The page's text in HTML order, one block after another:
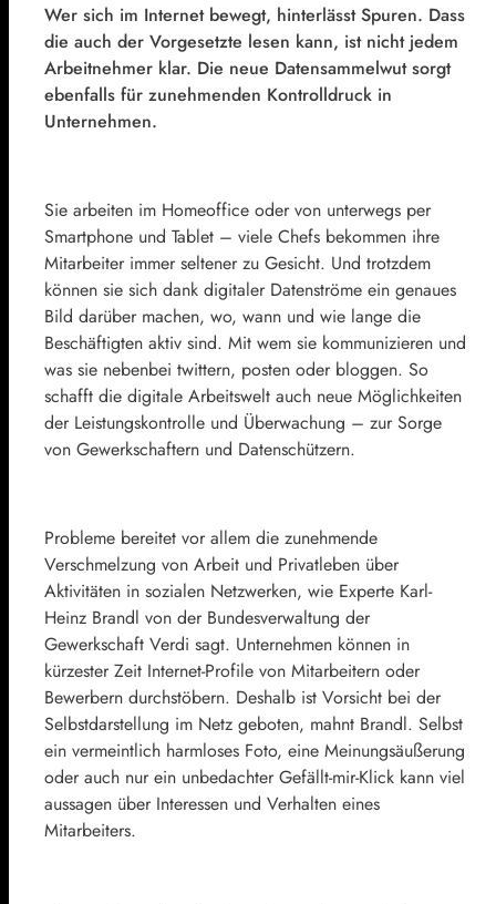
Wer sich im Internetbewegt, hinterlässt Spuren. Dass
die auch der Vorgesetzte lesen kann, ist nicht jedem
Arbeitnehmer klar. Die neue Datensammelwut sorgt
ebenfalls für zunehmenden Kontrolldruck in
Unternehmen.
Sie arbeiten im Homeoffice oder von unterwegs per
Smartphone und Tablet – viele Chefs bekommen ihre
Mitarbeiter immer seltener zu Gesicht. Und trotzdem
können sie sich dank digitaler Datenströme ein genaues
Bild darüber machen, wo, wann und wie lange die
Beschäftigten aktiv sind. Mit wem sie kommunizieren und
was sie nebenbei twittern, posten oder bloggen. So
schafft die digitale Arbeitswelt auch neue Möglichkeiten
der Leistungskontrolle und Überwachung – zur Sorge
von Gewerkschaftern und Datenschützern.
Probleme bereitet vor allem die zunehmende
Verschmelzung von Arbeit und Privatleben über
Aktivitäten in sozialen Netzwerken, wie Experte Karl-
Heinz Brandl von der Bundesverwaltung der
Gewerkschaft Verdi sagt. Unternehmen können in
kürzester Zeit Internet-Profile von Mitarbeitern oder
Bewerbern durchstöbern. Deshalb ist Vorsicht bei der
Selbstdarstellung im Netz geboten, mahnt Brandl. Selbst
ein vermeintlich harmloses Foto, eine Meinungsäußerung
oder auch nur ein unbedachter Gefällt-mir-Klick kann viel
aussagen über Interessen und Verhalten eines
Mitarbeiters.